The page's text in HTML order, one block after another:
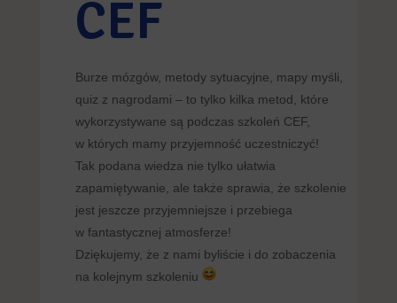
CEF
Burze mózgów, metody sytuacyjne, mapy myśli,
quiz z nagrodami – to tylko kilka metod, które
wykorzystywane są podczas szkoleń CEF,
w których mamy przyjemność uczestniczyć!
Tak podana wiedza nie tylko ułatwia
zapamiętywanie, ale także sprawia, że szkolenie
jest jeszcze przyjemniejsze i przebiega
w fantastycznej atmosferze!
Dziękujemy, że z nami byliście i do zobaczenia
na kolejnym szkoleniu